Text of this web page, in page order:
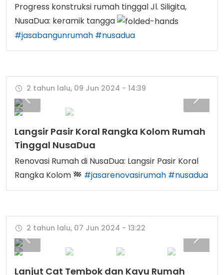
Progress konstruksi rumah tinggal Jl. Siligita,
NusaDua: keramik tangga
#jasabangunrumah #nusadua
2 tahun lalu, 09 Jun 2024 - 14:39
Langsir Pasir Koral Rangka Kolom Rumah
Tinggal NusaDua
Renovasi Rumah di NusaDua: Langsir Pasir Koral
Rangka Kolom
#jasarenovasirumah #nusadua
2 tahun lalu, 07 Jun 2024 - 13:22
Lanjut Cat Tembok dan Kayu Rumah